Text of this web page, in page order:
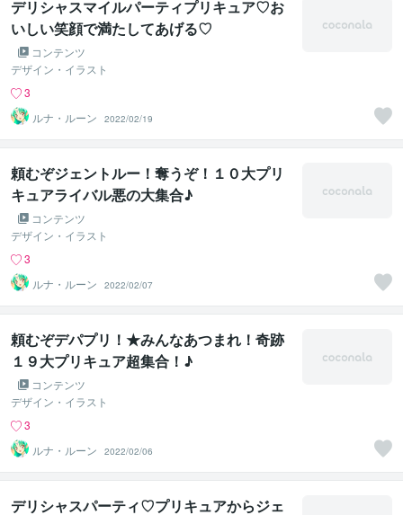
デリシャスマイルパーティプリキュア♡お
いしい笑顔で満たしてあげる♡
コンテンツ
デザイン・イラスト
3
ルナ・ルーン
2022/02/19
頼むぞジェントルー！奪うぞ！１０大プリ
キュアライバル悪の大集合♪
コンテンツ
デザイン・イラスト
3
ルナ・ルーン
2022/02/07
頼むぞデパプリ！★みんなあつまれ！奇跡
１９大プリキュア超集合！♪
コンテンツ
デザイン・イラスト
3
ルナ・ルーン
2022/02/06
デリシャスパーティ♡プリキュアからジェ